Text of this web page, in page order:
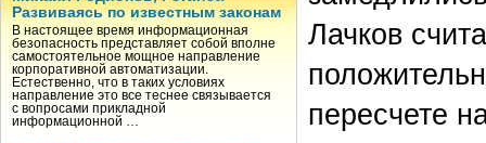
Развиваясь по известным законам
В настоящее время информационная
безопасность представляет собой вполне
самостоятельное мощное направление
корпоративной автоматизации.
Естественно, что в таких условиях
направление это все теснее связывается
с вопросами прикладной
информационной …
Лачков
пересчете